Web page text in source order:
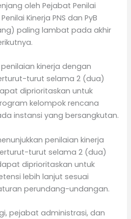
oleh Pejabat Penilai
Kinerja PNS dan PyB
paling lambat pada akhir
kinerja dengan
turut selama 2 (dua)
diprioritaskan untuk
kelompok rencana
instansi yang bersangkutan.
penilaian kinerja
turut selama 2 (dua)
diprioritaskan untuk
lebih lanjut sesuai
perundang-undangan.
pejabat administrasi, dan